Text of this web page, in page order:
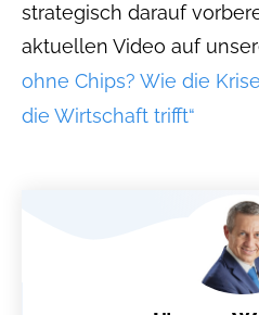
strategisch darauf
aktuellen Video auf
ohne Chips? Wie die
die Wirtschaft trifft“